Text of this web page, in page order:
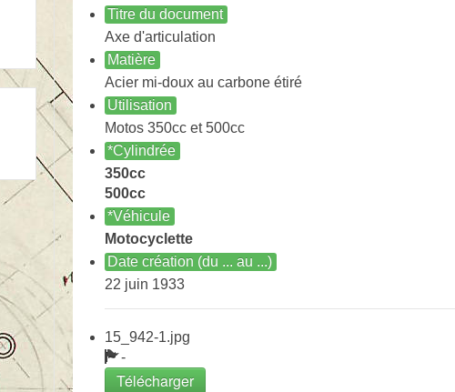
Titre du document
Axe d'articulation
Matière
Acier mi-doux au carbone étiré
Utilisation
Motos 350cc et 500cc
*Cylindrée
350cc
500cc
*Véhicule
Motocyclette
Date création (du ... au ...)
22 juin 1933
15_942-1.jpg
-
Télécharger